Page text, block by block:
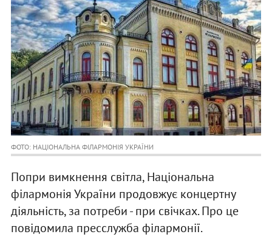
ФОТО: НАЦІОНАЛЬНА ФІЛАРМОНІЯ УКРАЇНИ
Попри вимкнення світла, Національна
філармонія України продовжує концертну
діяльність, за потреби - при свічках. Про це
повідомила пресслужба філармонії.